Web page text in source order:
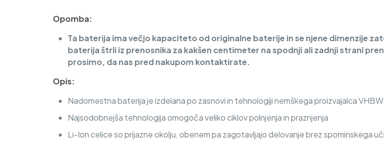
Opomba:
Ta baterija ima večjo kapaciteto od originalne baterije in se njene dimenzije
baterija štrli iz prenosnika za kakšen centimeter na spodnji ali zadnji strani
prosimo, da nas pred nakupom kontaktirate.
Opis:
Nadomestna baterija je izdelana po zasnovi in tehnologiji nemškega proizvajalca
Najsodobnejša tehnologija omogoča veliko ciklov polnjenja in praznjenja
Li-Ion celice so prijazne okolju, obenem pa zagotavljajo delovanje brez spominskega